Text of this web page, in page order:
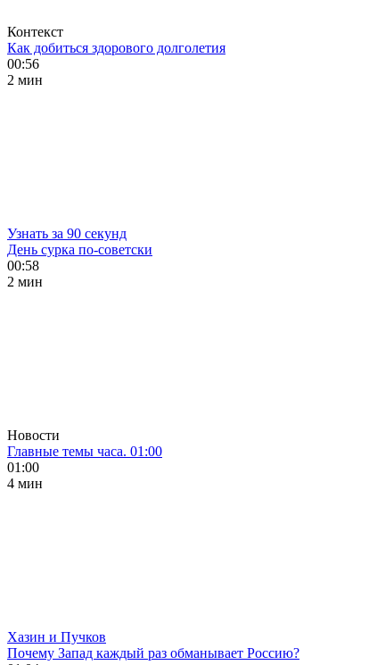
Контекст
Как добиться здорового долголетия
00:56
2 мин
Узнать за 90 секунд
День сурка по-советски
00:58
2 мин
Новости
Главные темы часа. 01:00
01:00
4 мин
Хазин и Пучков
Почему Запад каждый раз обманывает Россию?